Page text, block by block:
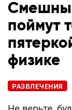
поймут
физике
РАЗВЛЕЧЕНИЯ